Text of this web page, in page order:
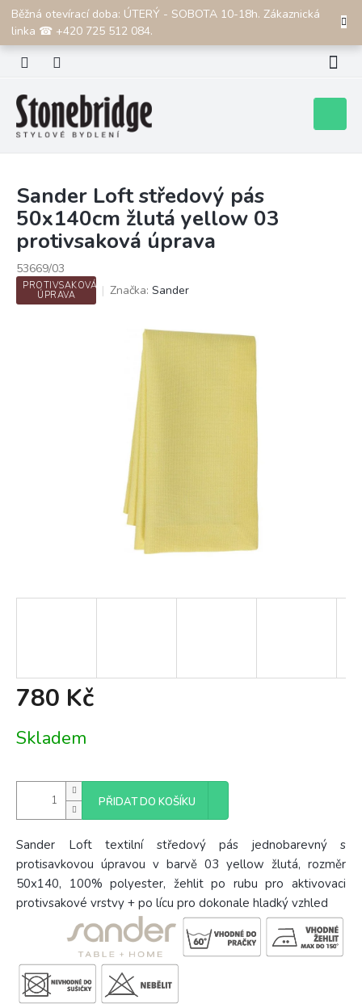
Přejít
obsah
Běžná otevírací doba: ÚTERÝ - SOBOTA 10-18h. Zákaznická
linka ☎ +420 725 512 084.
CZK
košík
Sander Loft středový pás
50x140cm žlutá yellow 03
protivsaková úprava
53669/03
PROTIVSAKOVÁ
ÚPRAVA
Značka: Sander
780 Kč
cena:
Skladem
PŘIDAT DO KOŠÍKU
Sander Loft textilní středový pás jednobarevný s
protisavkovou úpravou v barvě 03 yellow žlutá, rozměr
50x140, 100% polyester, žehlit po rubu pro aktivovaci
protivsakové vrstvy + po lícu pro dokonale hladký vzhled